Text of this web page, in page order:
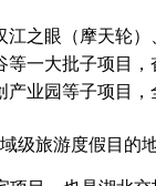
眼（摩天轮）
一大批子项目
业园等子项目
级旅游度假目的